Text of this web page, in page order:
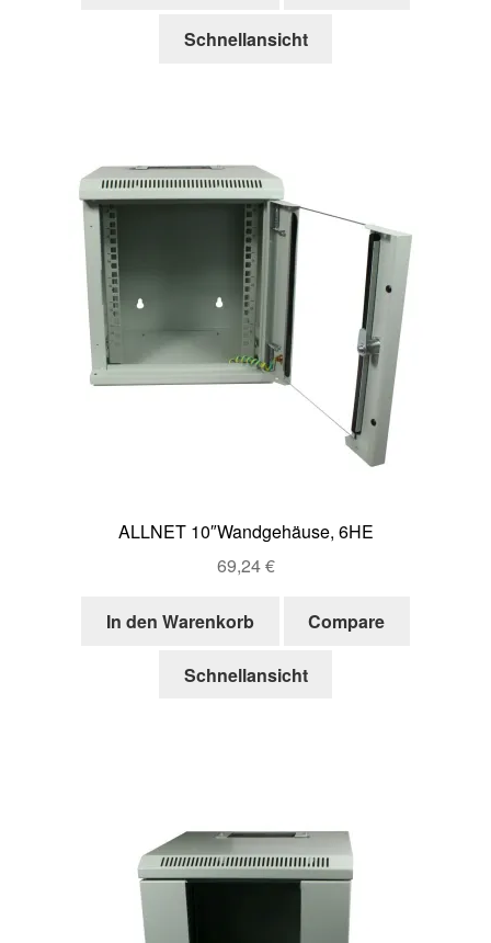
Schnellansicht
ALLNET 10″Wandgehäuse, 6HE
69,24€
In den Warenkorb Compare
Schnellansicht